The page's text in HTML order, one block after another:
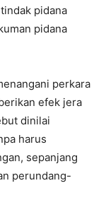
pidana
pidana
perkara
efek jera
dinilai
harus
sepanjang
perundang-